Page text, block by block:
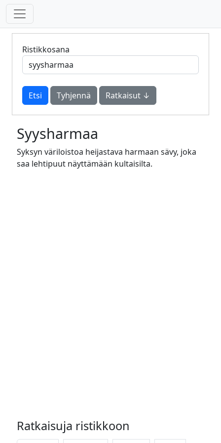
Ristikkosana
Tyhjennä Ratkaisut ↓
Syysharmaa
Syksyn väriloistoa heijastava harmaan sävy, joka
saa lehtipuut näyttämään kultaisilta.
Ratkaisuja ristikkoon